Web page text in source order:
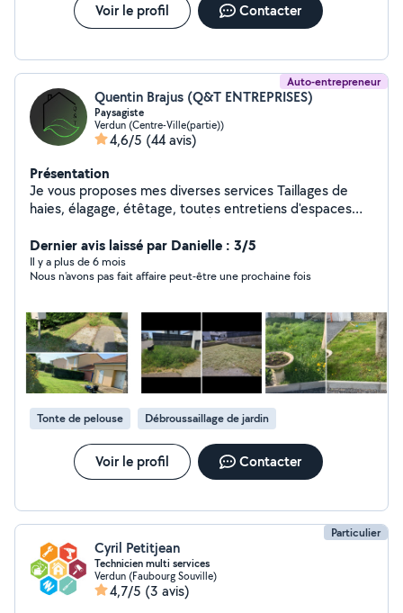
Voir le profil Contacter
Auto-entrepreneur
Quentin Brajus (Q&T ENTREPRISES)
Paysagiste
Verdun (Centre-Ville(partie))
4,6/5 (44 avis)
Présentation
Je vous proposes mes diverses services Taillages de
haies, élagage, étêtage, toutes entretiens d'espaces
de la tâche à effectuer ) Et devis gratuit ! N'hésitez pas
à me contacter. Cordialement
Dernier avis laissé par Danielle : 3/5
Il y a plus de 6 mois
Nous n'avons pas fait affaire peut-être une prochaine fois
Tonte de pelouse Débroussaillage de jardin
Voir le profil Contacter
Particulier
Cyril Petitjean
Technicien multi services
Verdun (Faubourg Souville)
4,7/5 (3 avis)